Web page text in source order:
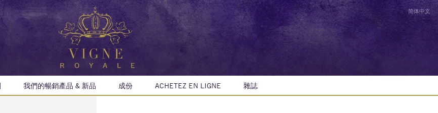
简体中文
我們的暢銷產品 & 新品 成份 ACHETEZ EN LIGNE 雜誌